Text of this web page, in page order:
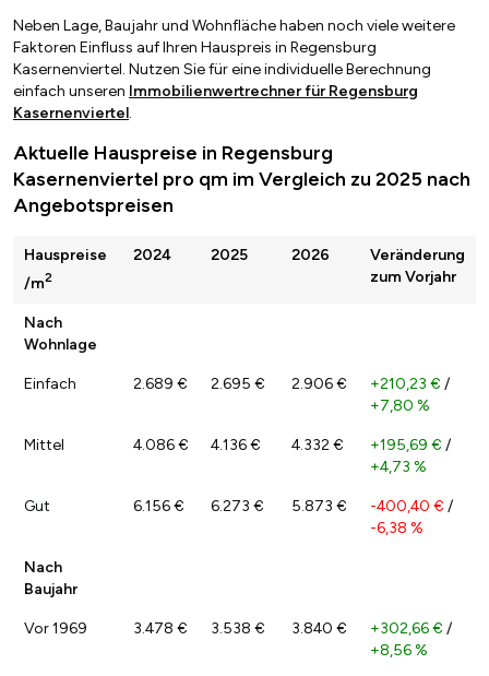
Neben Lage, Baujahr und Wohnfläche haben noch viele weitere
Faktoren Einfluss auf Ihren Hauspreis in Regensburg
Kasernenviertel. Nutzen Sie für eine individuelle Berechnung
einfach unseren Immobilienwertrechner für Regensburg
Kasernenviertel.
Aktuelle Hauspreise in Regensburg
Kasernenviertel pro qm im Vergleich zu 2025 nach
Angebotspreisen
Hauspreise
/m2
2024 2025 2026
Veränderung
zum Vorjahr
Nach
Wohnlage
Einfach 2.689 € 2.695 € 2.906 € +210,23 € /
+7,80 %
Mittel 4.086 € 4.136 € 4.332 € +195,69 € /
+4,73 %
Gut 6.156 € 6.273 € 5.873 € -400,40 € /
-6,38 %
Nach
Baujahr
Vor 1969 3.478 € 3.538 € 3.840 € +302,66 € /
+8,56 %